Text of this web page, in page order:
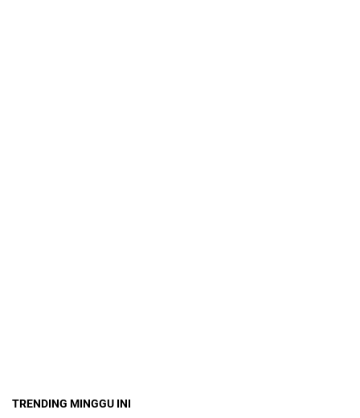
TRENDING MINGGU INI